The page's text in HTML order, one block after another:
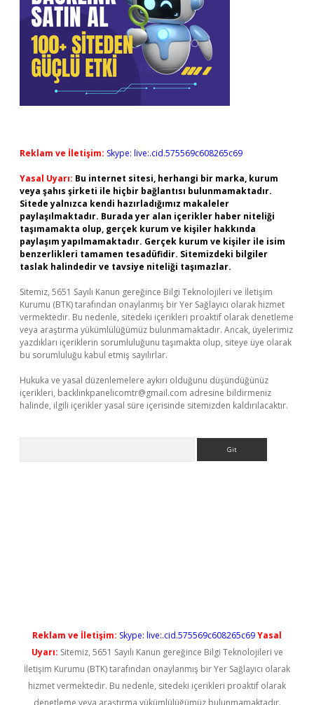
Reklam ve İletişim: Skype: live:.cid.575569c608265c69
Yasal Uyarı: Bu internet sitesi, herhangi bir marka, kurum
veya şahıs şirketi ile hiçbir bağlantısı bulunmamaktadır.
Sitede yalnızca kendi hazırladığımız makaleler
paylaşılmaktadır. Burada yer alan içerikler haber niteliği
taşımamakta olup, gerçek kurum ve kişiler hakkında
paylaşım yapılmamaktadır. Gerçek kurum ve kişiler ile isim
benzerlikleri tamamen tesadüfidir. Sitemizdeki bilgiler
taslak halindedir ve tavsiye niteliği taşımazlar.
Sitemiz, 5651 Sayılı Kanun gereğince Bilgi Teknolojileri ve İletişim
Kurumu (BTK) tarafından onaylanmış bir Yer Sağlayıcı olarak hizmet
vermektedir. Bu nedenle, sitedeki içerikleri proaktif olarak denetleme
veya araştırma yükümlülüğümüz bulunmamaktadır. Ancak, üyelerimiz
yazdıkları içeriklerin sorumluluğunu taşımakta olup, siteye üye olarak
bu sorumluluğu kabul etmiş sayılırlar.
Hukuka ve yasal düzenlemelere aykırı olduğunu düşündüğünüz
içerikleri, backlinkpanelicomtr@gmail.com adresine bildirmeniz
halinde, ilgili içerikler yasal süre içerisinde sitemizden kaldırılacaktır.
Reklam ve İletişim: Skype: live:.cid.575569c608265c69Yasal
Uyarı: Sitemiz, 5651 Sayılı Kanun gereğince Bilgi Teknolojileri ve
İletişim Kurumu (BTK) tarafından onaylanmış bir Yer Sağlayıcı olarak
hizmet vermektedir. Bu nedenle, sitedeki içerikleri proaktif olarak
denetleme veya araştırma yükümlülüğümüz bulunmamaktadır.